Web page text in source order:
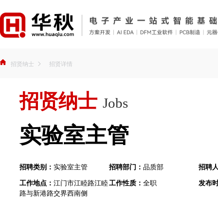
招贤纳士 招贤详情
招贤纳士 Jobs
实验室主管
招聘类别： 实验室主管 招聘部门： 品质部
招聘
工作地点： 江门市江睦路江睦
路与新港路交界西南侧
工作性质： 全职 发布